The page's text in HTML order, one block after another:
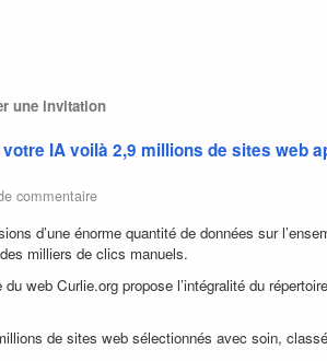
une invitation
IA voilà 2,9 millions de sites web
commentaire
d’une énorme quantité de données sur
milliers de clics manuels.
web Curlie.org propose l’intégralité du
de sites web sélectionnés avec soin,